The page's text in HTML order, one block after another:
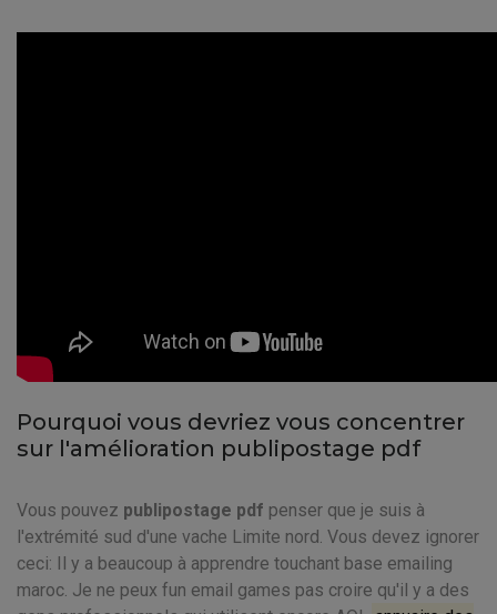
Pourquoi vous devriez vous concentrer
sur l'amélioration publipostage pdf
Vous pouvez publipostage pdf penser que je suis à
l'extrémité sud d'une vache Limite nord. Vous devez ignorer
ceci: Il y a beaucoup à apprendre touchant base emailing
maroc. Je ne peux fun email games pas croire qu'il y a des